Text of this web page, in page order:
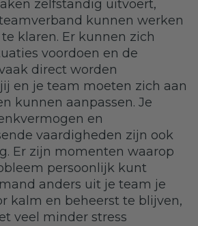
zelfstandig uitvoert,
kunnen werken
klaren. Er kunnen zich
voordoen en de
direct worden
en je team moeten zich aan
kunnen aanpassen. Je
en
vaardigheden zijn ook
Er zijn momenten waarop
persoonlijk kunt
anders uit je team je
kalm en beheerst te blijven,
veel minder stress